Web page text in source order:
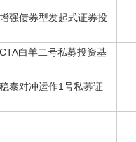
强债券型发起式证券投
白羊二号私募投资基
泰对冲运作1号私募证